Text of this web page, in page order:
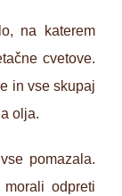
na katerem
cvetove.
in vse skupaj
olja.
pomazala.
odpreti